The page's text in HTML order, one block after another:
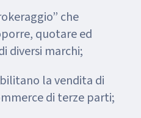
che
quotare ed
diversi marchi;
la vendita di
di terze parti;